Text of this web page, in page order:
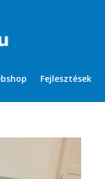
Fejlesztések